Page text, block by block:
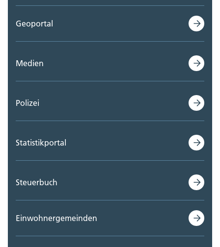
Geoportal
Medien
Polizei
Statistikportal
Steuerbuch
Einwohnergemeinden